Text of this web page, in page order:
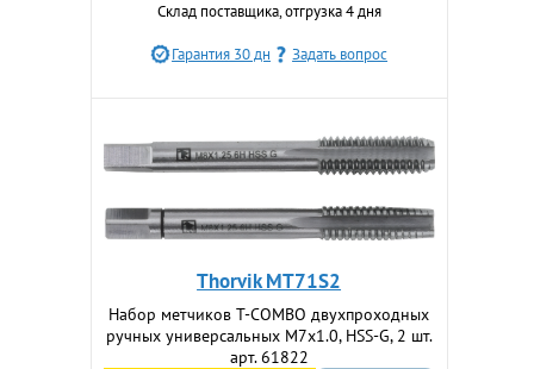
Склад поставщика, отгрузка 4 дня
Гарантия 30 дн Задать вопрос
Thorvik MT71S2
Набор метчиков T-COMBO двухпроходных
ручных универсальных М7х1.0, HSS-G, 2 шт.
арт. 61822